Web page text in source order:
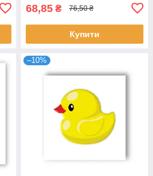
68,85 ₴ 76,50 ₴
Купити
–10%